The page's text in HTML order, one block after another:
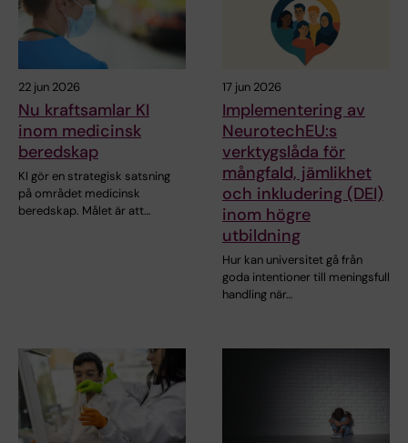
22 jun 2026
Nu kraftsamlar KI
inom medicinsk
beredskap
KI gör en strategisk satsning
på området medicinsk
beredskap. Målet är att…
17 jun 2026
Implementering av
NeurotechEU:s
verktygslåda för
mångfald, jämlikhet
och inkludering (DEI)
inom högre
utbildning
Hur kan universitet gå från
goda intentioner till meningsfull
handling när…